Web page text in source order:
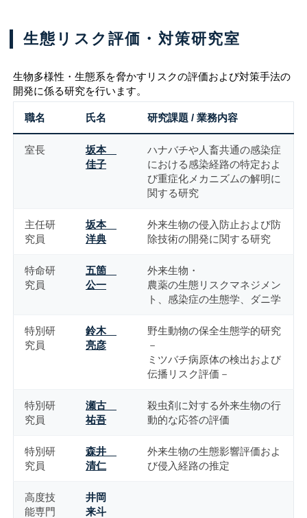
生態リスク評価・対策研究室
生物多様性・生態系を脅かすリスクの評価および対策手法の
開発に係る研究を行います。
職名 氏名 研究課題 / 業務内容
室長
坂本
佳子
ハナバチや人畜共通の感染症
における感染経路の特定およ
び重症化メカニズムの解明に
関する研究
主任研
究員
坂本
洋典
外来生物の侵入防止および防
除技術の開発に関する研究
特命研
究員
五箇
公一
外来生物・
農薬の生態リスクマネジメン
ト、感染症の生態学、ダニ学
特別研
究員
鈴木
亮彦
野生動物の保全生態学的研究
－
ミツバチ病原体の検出および
伝播リスク評価－
特別研
究員
瀬古
祐吾
殺虫剤に対する外来生物の行
動的な応答の評価
特別研
究員
森井
清仁
外来生物の生態影響評価およ
び侵入経路の推定
高度技
能専門
井岡
来斗